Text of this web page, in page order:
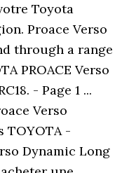
Toyota
Proace Verso
through a range
PROACE Verso
- Page 1 ...
Verso
TOYOTA -
Dynamic Long